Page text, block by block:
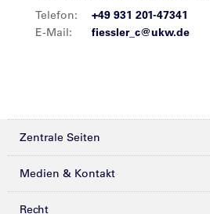
Telefon:
+49 931 201-47341
E-Mail:
fiessler_c@ukw.de
Zentrale Seiten
Kliniken & Zentren
Medien & Kontakt
Presse
Recht